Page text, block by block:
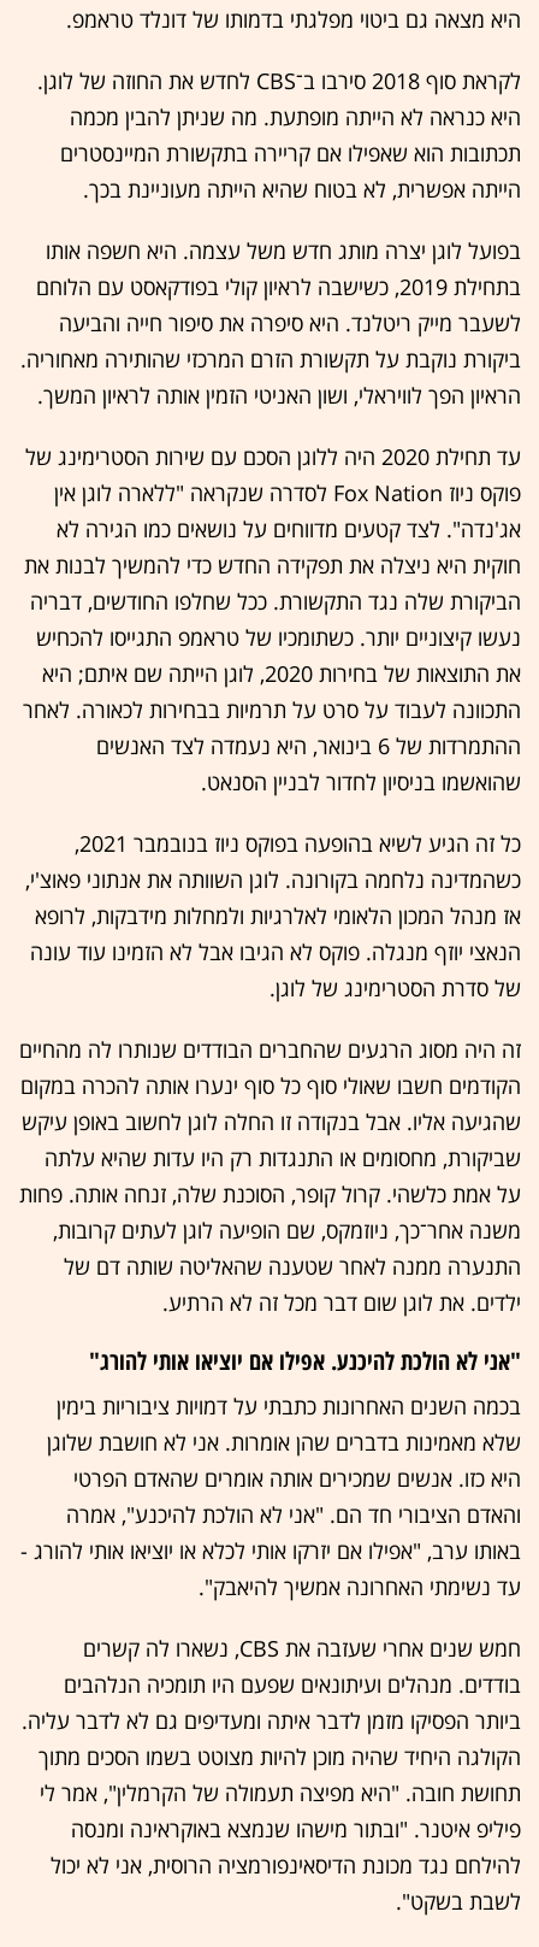
היא מצאה גם ביטוי מפלגתי בדמותו של דונלד טראמפ.
לקראת סוף 2018 סירבו ב־CBS לחדש את החוזה של לוגן.
היא כנראה לא הייתה מופתעת. מה שניתן להבין מכמה
תכתובות הוא שאפילו אם קריירה בתקשורת המיינסטרים
הייתה אפשרית, לא בטוח שהיא הייתה מעוניינת בכך.
בפועל לוגן יצרה מותג חדש משל עצמה. היא חשפה אותו
בתחילת 2019, כשישבה לראיון קולי בפודקאסט עם הלוחם
לשעבר מייק ריטלנד. היא סיפרה את סיפור חייה והביעה
ביקורת נוקבת על תקשורת הזרם המרכזי שהותירה מאחוריה.
הראיון הפך לוויראלי, ושון האניטי הזמין אותה לראיון המשך.
עד תחילת 2020 היה ללוגן הסכם עם שירות הסטרימינג של
פוקס ניוז Fox Nation לסדרה שנקראה "ללארה לוגן אין
אג'נדה". לצד קטעים מדווחים על נושאים כמו הגירה לא
חוקית היא ניצלה את תפקידה החדש כדי להמשיך לבנות את
הביקורת שלה נגד התקשורת. ככל שחלפו החודשים, דבריה
נעשו קיצוניים יותר. כשתומכיו של טראמפ התגייסו להכחיש
את התוצאות של בחירות 2020, לוגן הייתה שם איתם; היא
התכוונה לעבוד על סרט על תרמיות בבחירות לכאורה. לאחר
ההתמרדות של 6 בינואר, היא נעמדה לצד האנשים
שהואשמו בניסיון לחדור לבניין הסנאט.
כל זה הגיע לשיא בהופעה בפוקס ניוז בנובמבר 2021,
כשהמדינה נלחמה בקורונה. לוגן השוותה את אנתוני פאוצ'י,
אז מנהל המכון הלאומי לאלרגיות ולמחלות מידבקות, לרופא
הנאצי יוזף מנגלה. פוקס לא הגיבו אבל לא הזמינו עוד עונה
של סדרת הסטרימינג של לוגן.
זה היה מסוג הרגעים שהחברים הבודדים שנותרו לה מהחיים
הקודמים חשבו שאולי סוף כל סוף ינערו אותה להכרה במקום
שהגיעה אליו. אבל בנקודה זו החלה לוגן לחשוב באופן עיקש
שביקורת, מחסומים או התנגדות רק היו עדות שהיא עלתה
על אמת כלשהי. קרול קופר, הסוכנת שלה, זנחה אותה. פחות
משנה אחר־כך, ניוזמקס, שם הופיעה לוגן לעתים קרובות,
התנערה ממנה לאחר שטענה שהאליטה שותה דם של
ילדים. את לוגן שום דבר מכל זה לא הרתיע.
"אני לא הולכת להיכנע. אפילו אם יוציאו אותי להורג"
בכמה השנים האחרונות כתבתי על דמויות ציבוריות בימין
שלא מאמינות בדברים שהן אומרות. אני לא חושבת שלוגן
היא כזו. אנשים שמכירים אותה אומרים שהאדם הפרטי
והאדם הציבורי חד הם. "אני לא הולכת להיכנע", אמרה
באותו ערב, "אפילו אם יזרקו אותי לכלא או יוציאו אותי להורג -
עד נשימתי האחרונה אמשיך להיאבק".
חמש שנים אחרי שעזבה את CBS, נשארו לה קשרים
בודדים. מנהלים ועיתונאים שפעם היו תומכיה הנלהבים
ביותר הפסיקו מזמן לדבר איתה ומעדיפים גם לא לדבר עליה.
הקולגה היחיד שהיה מוכן להיות מצוטט בשמו הסכים מתוך
תחושת חובה. "היא מפיצה תעמולה של הקרמלין", אמר לי
פיליפ איטנר. "ובתור מישהו שנמצא באוקראינה ומנסה
להילחם נגד מכונת הדיסאינפורמציה הרוסית, אני לא יכול
לשבת בשקט".